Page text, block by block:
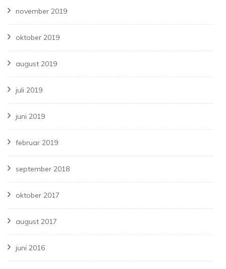
november 2019
oktober 2019
august 2019
juli 2019
juni 2019
februar 2019
september 2018
oktober 2017
august 2017
juni 2016